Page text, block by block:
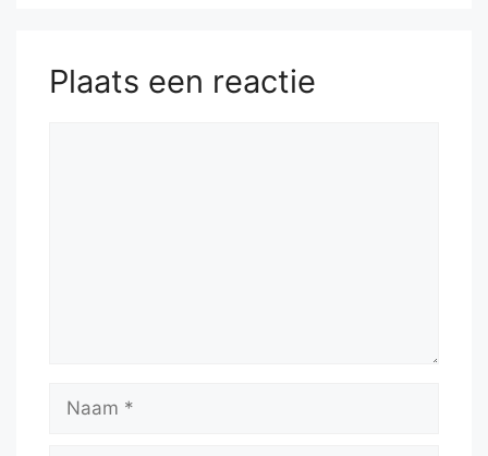
Plaats een reactie
Naam